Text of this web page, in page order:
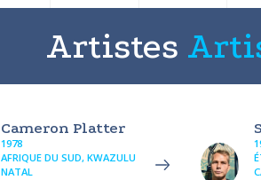
Artistes
Cameron Platter
1978
AFRIQUE DU SUD, KWAZULU
NATAL